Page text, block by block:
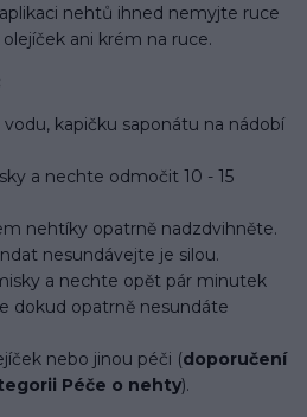
nehtů ihned nemyjte ruce
ani krém na ruce.
kapičku saponátu na nádobí
a nechte odmočit 10 - 15
nehtíky opatrně nadzdvihněte.
nesundávejte je silou.
a nechte opět pár minutek
dokud opatrně nesundáte
nebo jinou péči (doporučení
Péče o nehty).